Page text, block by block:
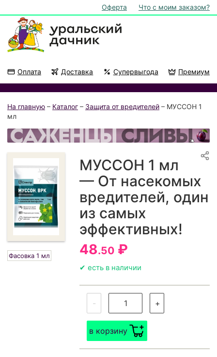
Оферта Что с моим заказом?
Оплата Доставка Супервыгода Премиум
На главную – Каталог – Защита от вредителей – МУССОН 1
мл
Фасовка 1 мл
МУССОН 1 мл
— От насекомых
вредителей, один
из самых
эффективных!
48.50 ₽
✔ есть в наличии
- +
в корзину